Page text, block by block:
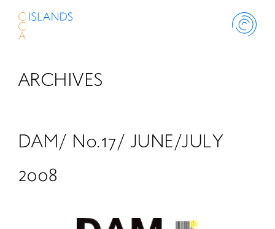
ABOUT
ARCHIVES
DAM/ No.17/ JUNE/JULY
2008